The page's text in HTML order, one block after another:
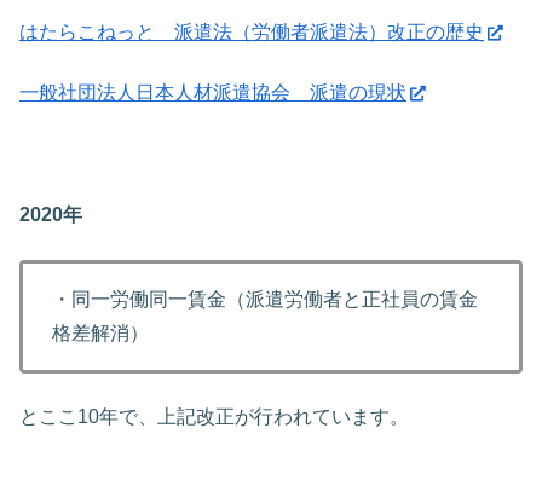
はたらこねっと 派遣法（労働者派遣法）改正の歴史
一般社団法人日本人材派遣協会 派遣の現状
2020年
・同一労働同一賃金（派遣労働者と正社員の賃金
格差解消）
とここ10年で、上記改正が行われています。